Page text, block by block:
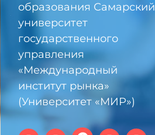
образования Самарский
университет
государственного
управления
«Международный
институт рынка»
(Университет «МИР»)